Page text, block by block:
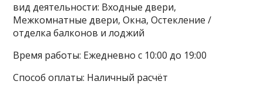
вид деятельности: Входные двери,
Межкомнатные двери, Окна, Остекление /
отделка балконов и лоджий
Время работы: Ежедневно с 10:00 до 19:00
Способ оплаты: Наличный расчёт